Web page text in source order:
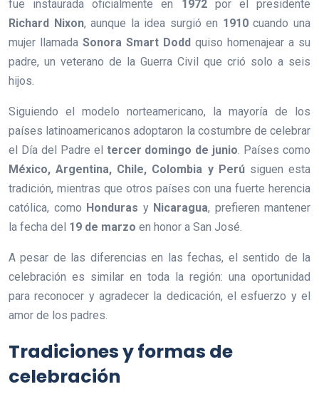
fue instaurada oficialmente en 1972por el presidente
Richard Nixon, aunque la idea surgió en 1910cuando una
mujer llamada Sonora Smart Dodd quiso homenajear a su
padre, un veterano de la Guerra Civil que crió solo a seis
hijos.
Siguiendo el modelo norteamericano, la mayoría de los
países latinoamericanos adoptaron la costumbre de celebrar
el Día del Padre el tercer domingo de junio. Países como
México, Argentina, Chile, Colombia y Perúsiguen esta
tradición, mientras que otros países con una fuerte herencia
católica, como Honduras y Nicaragua, prefieren mantener
la fecha del 19 de marzo en honor a San José.
A pesar de las diferencias en las fechas, el sentido de la
celebración es similar en toda la región: una oportunidad
para reconocer y agradecer la dedicación, el esfuerzo y el
amor de los padres.
Tradiciones y formas de
celebración